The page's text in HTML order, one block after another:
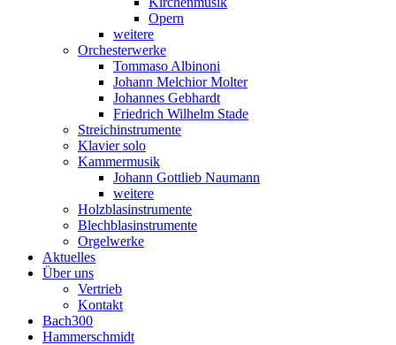
Opern
weitere
Orchesterwerke
Tommaso Albinoni
Johann Melchior Molter
Johannes Gebhardt
Friedrich Wilhelm Stade
Streichinstrumente
Klavier solo
Kammermusik
Johann Gottlieb Naumann
weitere
Holzblasinstrumente
Blechblasinstrumente
Orgelwerke
Aktuelles
Über uns
Vertrieb
Kontakt
Bach300
Hammerschmidt